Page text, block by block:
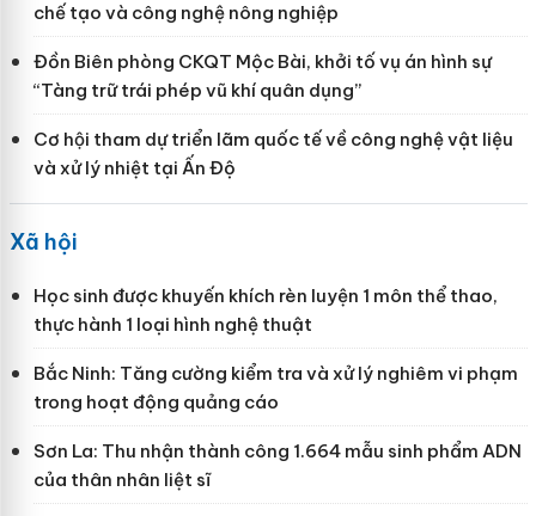
chế tạo và công nghệ nông nghiệp
Đồn Biên phòng CKQT Mộc Bài, khởi tố vụ án hình sự
“Tàng trữ trái phép vũ khí quân dụng”
Cơ hội tham dự triển lãm quốc tế về công nghệ vật liệu
và xử lý nhiệt tại Ấn Độ
Xã hội
Học sinh được khuyến khích rèn luyện 1 môn thể thao,
thực hành 1 loại hình nghệ thuật
Bắc Ninh: Tăng cường kiểm tra và xử lý nghiêm vi phạm
trong hoạt động quảng cáo
Sơn La: Thu nhận thành công 1.664 mẫu sinh phẩm ADN
của thân nhân liệt sĩ